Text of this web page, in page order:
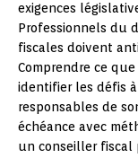
exigences
Professionnels du
fiscales doivent
Comprendre ce
identifier les défis
responsables de
échéance avec
un conseiller fiscal